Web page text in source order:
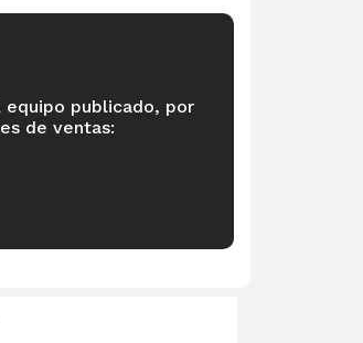
equipo publicado, por
de ventas: